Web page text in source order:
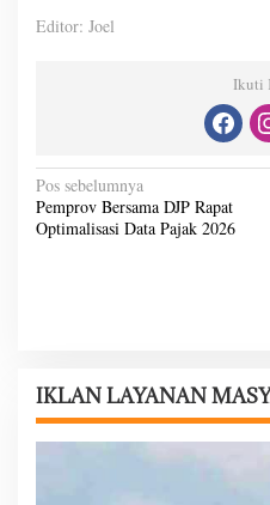
Editor: Joel
Ikuti
N
a
s
i
Pos sebelumnya
Pemprov Bersama DJP Rapat
Optimalisasi Data Pajak 2026
IKLAN LAYANAN